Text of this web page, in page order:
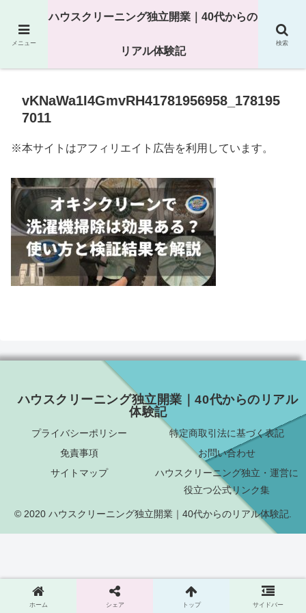
25年以上の現場経験をもとにハウスクリーニング独立の現実
vKNaWa1I4GmvRH41781956958_178195
7011
※本サイトはアフィリエイト広告を利用しています。
ハウスクリーニング独立開業｜40代からのリアル
体験記
プライバシーポリシー
特定商取引法に基づく表記
免責事項
お問い合わせ
サイトマップ
ハウスクリーニング独立・運営に
役立つ公式リンク集
© 2020 ハウスクリーニング独立開業｜40代からのリアル体験記.
メニュー
ハウスクリーニング独立開業｜40代からの
リアル体験記
検索
ホーム シェア トップ サイドバー